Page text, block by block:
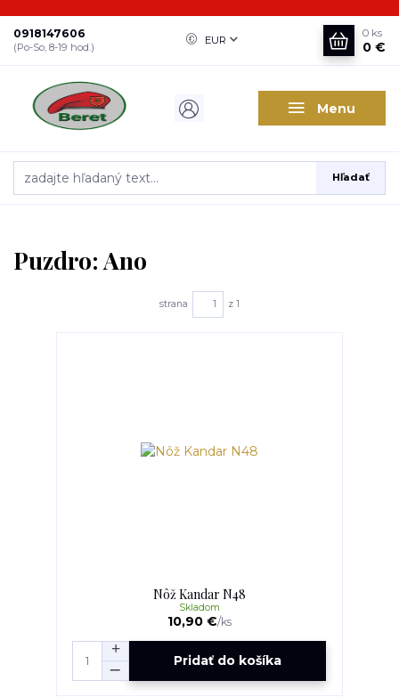
Menu
EUR
Hľadať
0918147606
(Po-So, 8-19 hod.)
0 ks
0 €
Puzdro: Ano
strana z 1
Nôž Kandar N48
10,90 €/ks
Skladom
Pridať do košíka